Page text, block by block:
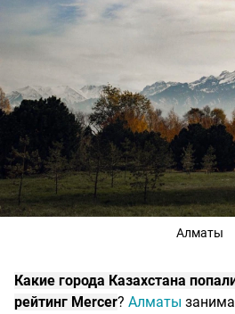
Алматы
Какие города Казахстана
рейтинг Mercer? Алматы